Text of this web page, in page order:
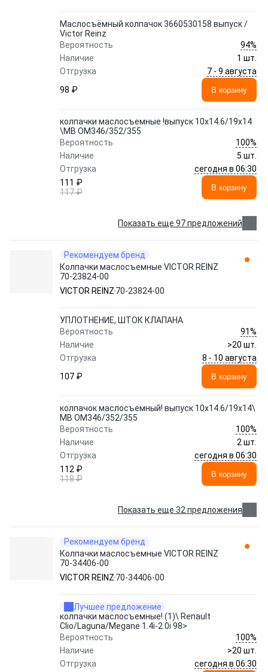
Маслосъёмный колпачок 3660530158 выпуск /
Victor Reinz
Вероятность
94%
Наличие
1 шт.
Отгрузка
7 - 9 августа
98 ₽
В корзину
колпачки маслосъемные !выпуск 10x14.6/19x14
\MB OM346/352/355
Вероятность
100%
Наличие
5 шт.
Отгрузка
сегодня в 06:30
111 ₽
117 ₽
В корзину
Показать еще 97 предложений
Рекомендуем бренд
Колпачки маслосъемные VICTOR REINZ
70-23824-00
VICTOR REINZ 70-23824-00
УПЛОТНЕНИЕ, ШТОК КЛАПАНА
Вероятность
91%
Наличие
>20 шт.
Отгрузка
8 - 10 августа
107 ₽
В корзину
колпачок маслосъемный! выпуск 10x14.6/19x14\
MB OM346/352/355
Вероятность
100%
Наличие
2 шт.
Отгрузка
сегодня в 06:30
112 ₽
118 ₽
В корзину
Показать еще 32 предложения
Рекомендуем бренд
Колпачки маслосъемные VICTOR REINZ
70-34406-00
VICTOR REINZ 70-34406-00
Лучшее предложение
колпачки маслосъемные! (1)\ Renault
Clio/Laguna/Megane 1.4i-2.0i 98>
Вероятность
100%
Наличие
>20 шт.
Отгрузка
сегодня в 06:30